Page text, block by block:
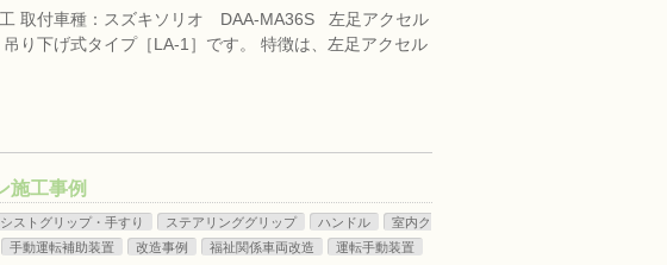
取付車種：スズキソリオ DAA-MA36S 左足アクセル
り下げ式タイプ［LA-1］です。 特徴は、左足アクセル
施工事例
ストグリップ・手すり ステアリンググリップ ハンドル
室内ク
手動運転補助装置 改造事例 福祉関係車両改造 運転手動装置